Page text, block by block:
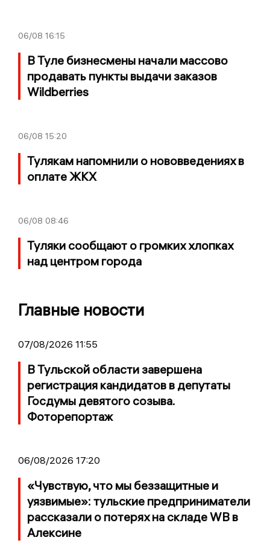
06/08 16:15
В Туле бизнесмены начали массово
продавать пункты выдачи заказов
Wildberries
06/08 15:20
Тулякам напомнили о нововведениях в
оплате ЖКХ
06/08 08:46
Туляки сообщают о громких хлопках
над центром города
Главные новости
07/08/2026 11:55
В Тульской области завершена
регистрация кандидатов в депутаты
Госдумы девятого созыва.
Фоторепортаж
06/08/2026 17:20
«Чувствую, что мы беззащитные и
уязвимые»: тульские предприниматели
рассказали о потерях на складе WB в
Алексине